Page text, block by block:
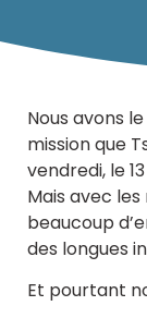
Nous avons
mission que
vendredi, le 13
Mais avec
beaucoup
des longues
Et pourtant